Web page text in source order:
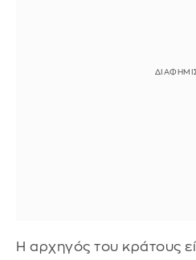
Η αρχηγός του κράτους